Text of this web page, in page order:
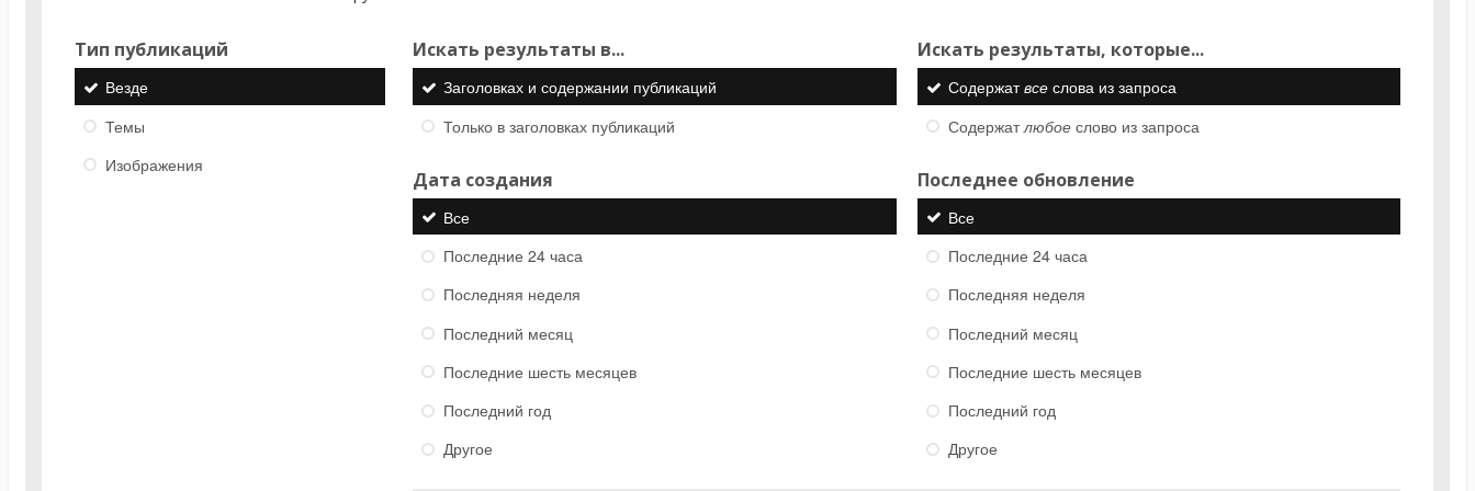
Тип публикаций
Везде
Темы
Изображения
Искать результаты в...
Заголовках и содержании публикаций
Только в заголовках публикаций
Искать результаты, которые...
Содержатвсеслова из запроса
Содержатлюбоеслово из запроса
Дата создания
Все
Последние 24 часа
Последняя неделя
Последний месяц
Последние шесть месяцев
Последний год
Другое
Последнее обновление
Все
Последние 24 часа
Последняя неделя
Последний месяц
Последние шесть месяцев
Последний год
Другое